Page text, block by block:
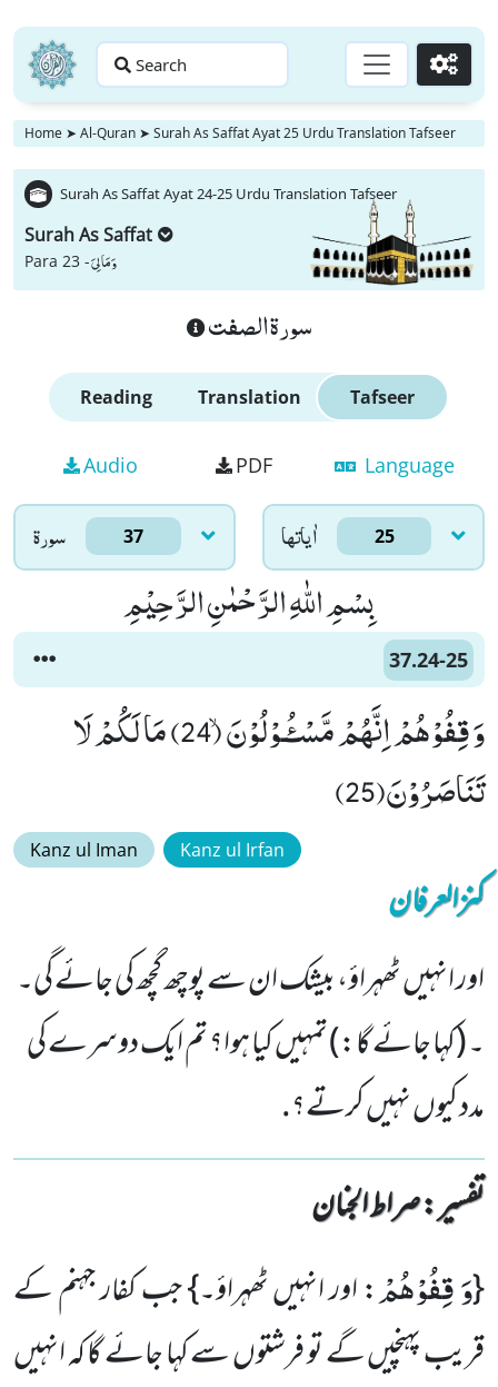
Search Go
Home ➤ Al-Quran ➤ Surah As Saffat Ayat 25 Urdu Translation Tafseer
Surah As Saffat Ayat 24-25 Urdu Translation Tafseer
Surah As Saffat
Para 23 -وَ مَا لِیَ
سورة الصفت
Reading Translation Tafseer
Audio PDF Language
سورۃ 37 اٰياتها 25
بِسْمِ اللّٰهِ الرَّحْمٰنِ الرَّحِیْمِ
37.24-25
وَ قِفُوْهُمْ اِنَّهُمْ مَّسْـٴُـوْلُوْنَۙ (24) مَا لَكُمْ لَا
تَنَاصَرُوْنَ(25)
Kanz ul Iman Kanz ul Irfan
کنزالعرفان
اور انہیں ٹھہراؤ، بیشک ان سے پوچھ گچھ کی جائے گی۔
۔ (کہا جائے گا:) تمہیں کیا ہوا؟ تم ایک دوسرے کی
مدد کیوں نہیں کرتے؟.
تفسیر : ‎صراط الجنان
{وَ قِفُوْهُمْ: اور انہیں ٹھہراؤ۔} جب کفار جہنم کے
قریب پہنچیں گے تو فرشتوں سے کہا جائے گا کہ انہیں